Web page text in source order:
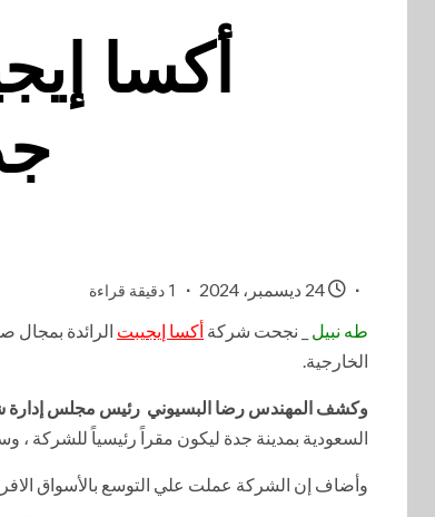
أكسا
1 دقيقة قراءة
طه نبيل _ نجحت شركة أكسا إيجيبت الرائدة بمجال
الخارجية.
وكشف المهندس رضا البسيوني رئيس مجلس إدارة
السعودية بمدينة جدة ليكون مقراً رئيسياً للشركة ،
وأضاف إن الشركة عملت علي التوسع بالأسواق